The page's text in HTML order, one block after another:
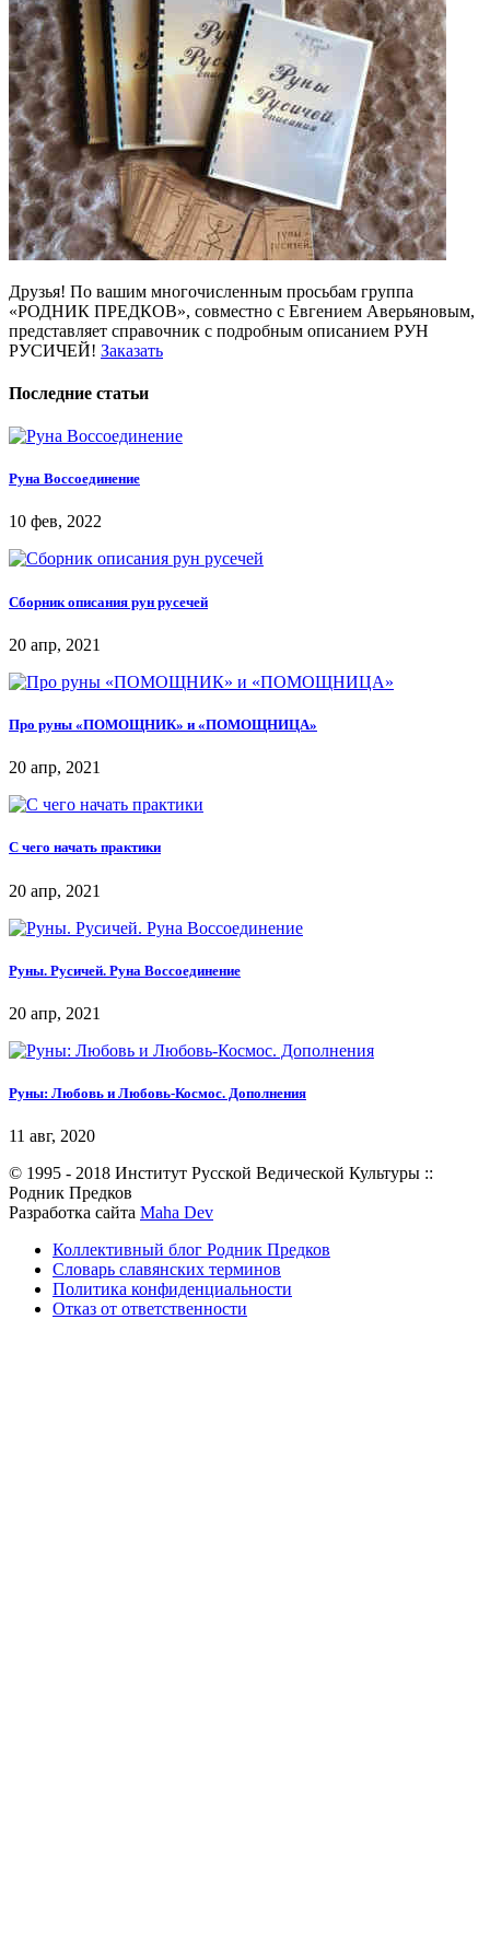
Друзья! По вашим многочисленным просьбам группа
«РОДНИК ПРЕДКОВ», совместно с Евгением Аверьяновым,
представляет справочник с подробным описанием РУН
РУСИЧЕЙ! Заказать
Последние статьи
Руна Воссоединение
10 фев, 2022
Сборник описания рун русечей
20 апр, 2021
Про руны «ПОМОЩНИК» и «ПОМОЩНИЦА»
20 апр, 2021
С чего начать практики
20 апр, 2021
Руны. Русичей. Руна Воссоединение
20 апр, 2021
Руны: Любовь и Любовь-Космос. Дополнения
11 авг, 2020
© 1995 - 2018 Институт Русской Ведической Культуры ::
Родник Предков
Разработка сайта Maha Dev
Коллективный блог Родник Предков
Словарь славянских терминов
Политика конфиденциальности
Отказ от ответственности